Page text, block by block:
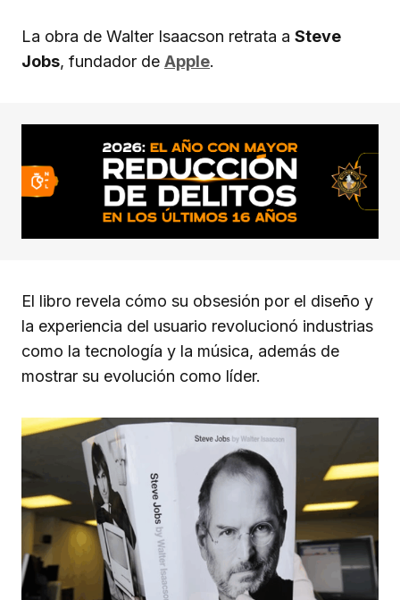
La obra de Walter Isaacson retrata a Steve
Jobs, fundador de Apple.
El libro revela cómo su obsesión por el diseño y
la experiencia del usuario revolucionó industrias
como la tecnología y la música, además de
mostrar su evolución como líder.